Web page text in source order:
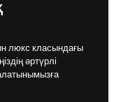
люкс класындағы
әртүрлі